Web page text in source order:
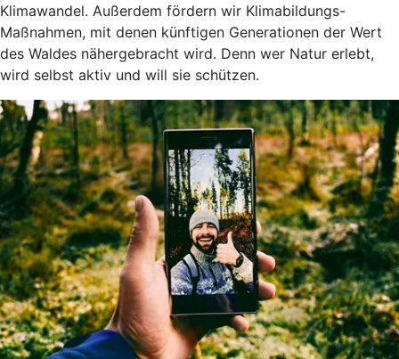
Klimawandel. Außerdem fördern wir Klimabildungs-
Maßnahmen, mit denen künftigen Generationen der Wert
des Waldes nähergebracht wird. Denn wer Natur erlebt,
wird selbst aktiv und will sie schützen.